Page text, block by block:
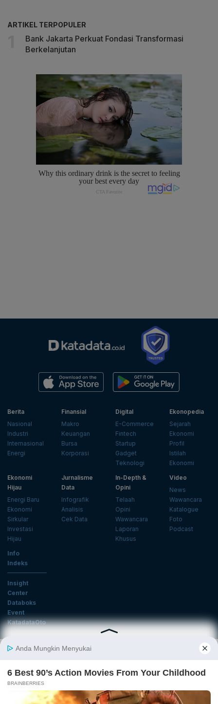
ARTIKEL TERPOPULER
Bank Jakarta Perkuat Fondasi Transformasi
Berkelanjutan
Berita
Nasional
Industri
Internasional
Energi
Finansial
Makro
Keuangan
Bursa
Korporasi
Digital
E-Commerce
Fintech
Startup
Gadget
Teknologi
Ekonopedia
Sejarah
Ekonomi
Profil
Istilah
Ekonomi
Ekonomi
Hijau
Energi Baru
Ekonomi
Sirkular
Investasi
Hijau
Jurnalisme
Data
Infografik
Analisis
Cek Data
In-Depth &
Opini
Telaah
Opini
Wawancara
Laporan
Khusus
Video
News
Wawancara
Katalogue
Foto
Podcast
Info
Indeks
Insight
Center
Databoks
Event
KatadataOto
Langganan Newsletter
Daftar
Ikuti Kami